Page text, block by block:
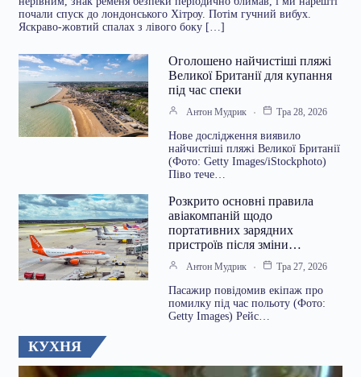
почали спуск до лондонського Хітроу. Потім гучний вибух.
Яскраво-жовтий спалах з лівого боку […]
Оголошено найчистіші пляжі
Великої Британії для купання
під час спеки
Антон Мудрик Тра 28, 2026
Нове дослідження виявило
найчистіші пляжі Великої Британії
(Фото: Getty Images/iStockphoto)
Піво тече…
Розкрито основні правила
авіакомпаній щодо
портативних зарядних
пристроїв після зміни…
Антон Мудрик Тра 27, 2026
Пасажир повідомив екіпаж про
помилку під час польоту (Фото:
Getty Images) Рейс…
КУХНЯ